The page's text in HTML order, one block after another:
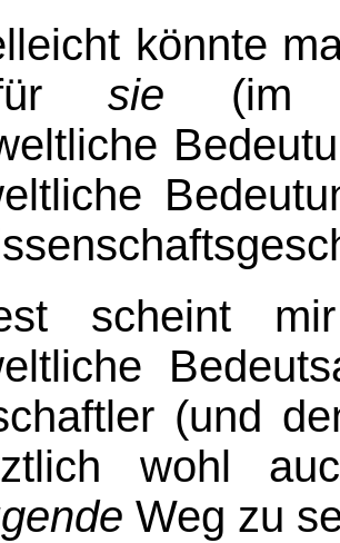
könnte
fürsie (im
scheint
(und
wohl
Weg zu